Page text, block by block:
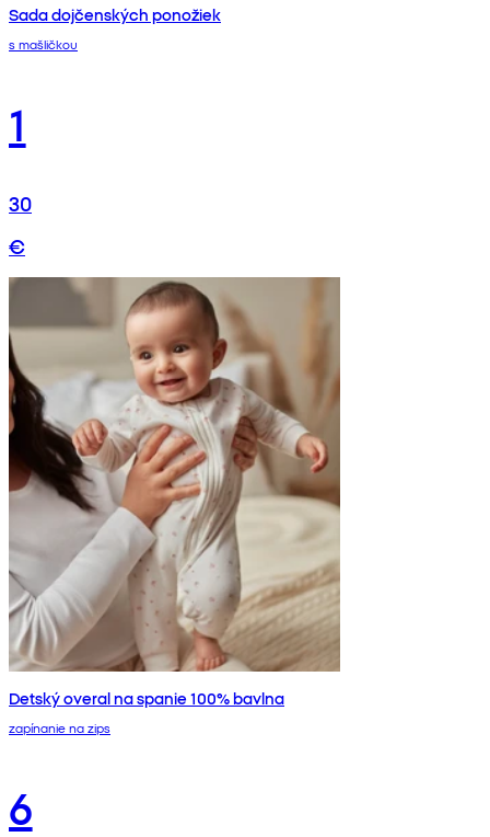
Sada dojčenských ponožiek
s mašličkou
1
30
€
Detský overal na spanie 100% bavlna
zapínanie na zips
6